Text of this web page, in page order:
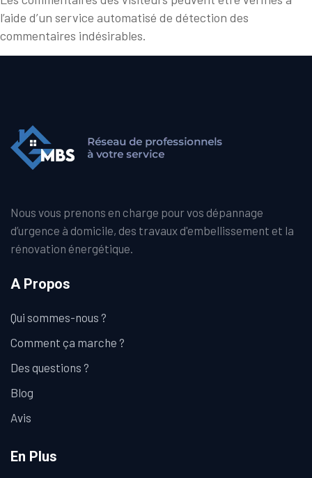
l’aide d’un service automatisé de détection des
commentaires indésirables.
Nous vous prenons en charge pour vos dépannage
d’urgence à domicile, des travaux d'embellissement et la
rénovation énergétique.
A Propos
Qui sommes-nous ?
Comment ça marche ?
Des questions ?
Blog
Avis
En Plus